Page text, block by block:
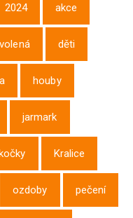
2024 akce
děti
houby
jarmark
Kralice
ozdoby pečení